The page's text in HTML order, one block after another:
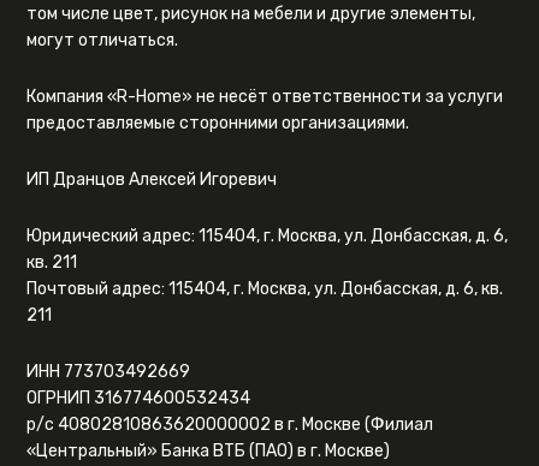
том числе цвет, рисунок на мебели и другие элементы,
могут отличаться.
Компания «R-Home» не несёт ответственности за услуги
предоставляемые сторонними организациями.
ИП Дранцов Алексей Игоревич
Юридический адрес: 115404, г. Москва, ул. Донбасская, д. 6,
кв. 211
Почтовый адрес: 115404, г. Москва, ул. Донбасская, д. 6, кв.
211
ИНН 773703492669
ОГРНИП 316774600532434
р/с 40802810863620000002 в г. Москве (Филиал
«Центральный» Банка ВТБ (ПАО) в г. Москве)